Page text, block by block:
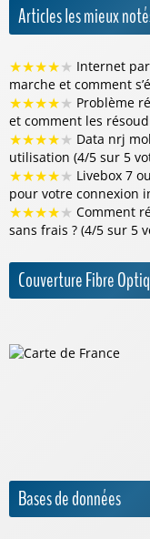
Articles les mieux
★★★★★ Internet
marche et comment
★★★★★ Problème
et comment les
★★★★★ Data nrj
utilisation (4/5 sur 5
★★★★★ Livebox 7
pour votre connexion
★★★★★ Comment
sans frais ? (4/5 sur 5
Couverture Fibre
Bases de données